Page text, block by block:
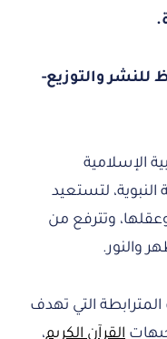
للنشر والتوزيع-
الإسلامية
لتستعيد
وتترفع من
والنور.
التي تهدف
القرآن الكريم،